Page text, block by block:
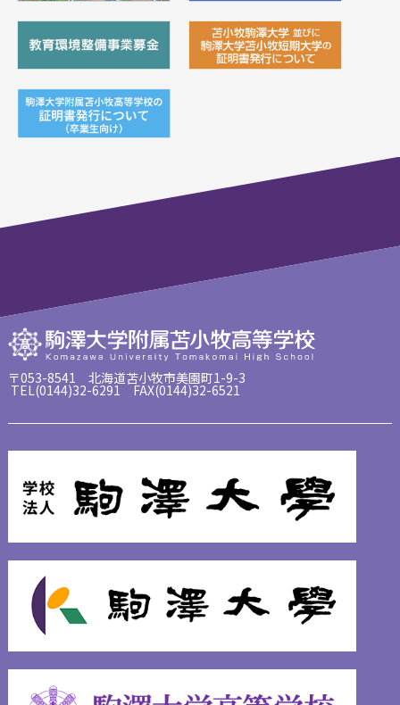
〒053-8541 北海道苫小牧市美園町1-9-3
TEL(0144)32-6291 FAX(0144)32-6521